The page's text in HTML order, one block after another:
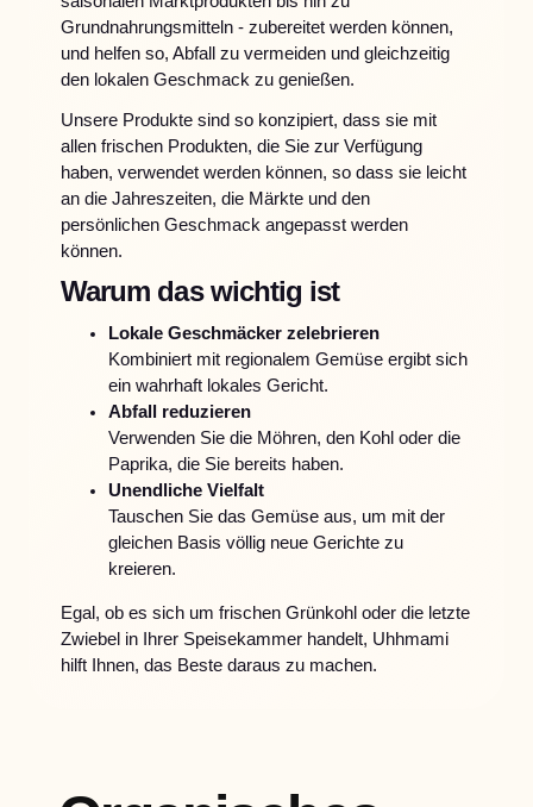
Grundnahrungsmitteln - zubereitet werden können,
und helfen so, Abfall zu vermeiden und gleichzeitig
den lokalen Geschmack zu genießen.
Unsere Produkte sind so konzipiert, dass sie mit
allen frischen Produkten, die Sie zur Verfügung
haben, verwendet werden können, so dass sie leicht
an die Jahreszeiten, die Märkte und den
persönlichen Geschmack angepasst werden
können.
Warum das wichtig ist
Lokale Geschmäcker zelebrieren
Kombiniert mit regionalem Gemüse ergibt sich
ein wahrhaft lokales Gericht.
Abfall reduzieren
Verwenden Sie die Möhren, den Kohl oder die
Paprika, die Sie bereits haben.
Unendliche Vielfalt
Tauschen Sie das Gemüse aus, um mit der
gleichen Basis völlig neue Gerichte zu
kreieren.
Egal, ob es sich um frischen Grünkohl oder die letzte
Zwiebel in Ihrer Speisekammer handelt, Uhhmami
hilft Ihnen, das Beste daraus zu machen.